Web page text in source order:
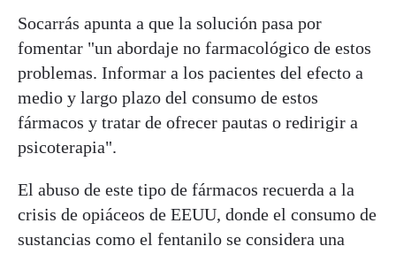
Socarrás apunta a que la solución pasa por
fomentar "un abordaje no farmacológico de estos
problemas. Informar a los pacientes del efecto a
medio y largo plazo del consumo de estos
fármacos y tratar de ofrecer pautas o redirigir a
psicoterapia".
El abuso de este tipo de fármacos recuerda a la
crisis de opiáceos de EEUU, donde el consumo de
sustancias como el fentanilo se considera una